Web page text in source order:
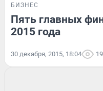
БИЗНЕС
Пять главных
2015 года
30 декабря, 2015, 18:04